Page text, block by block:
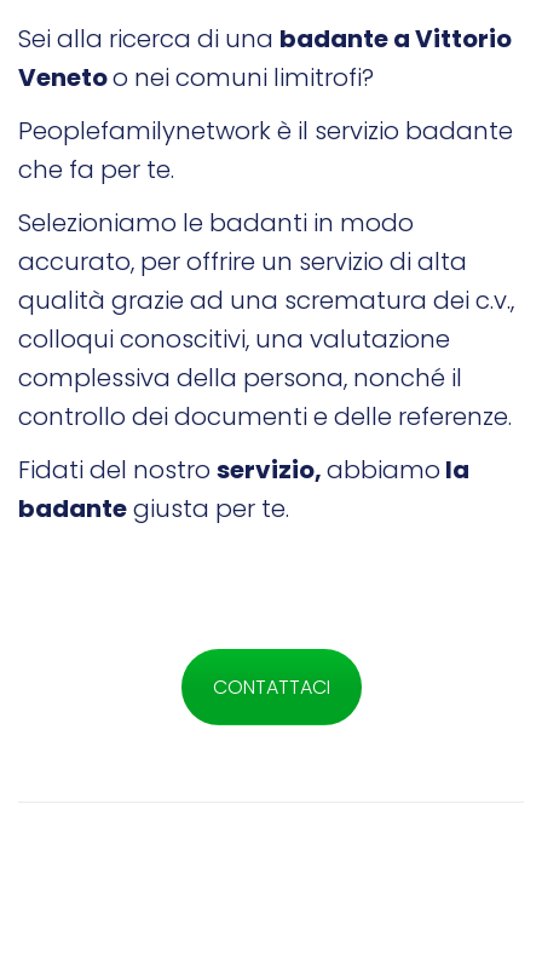
Sei alla ricerca di una badante a Vittorio
Venetoo nei comuni limitrofi?
Peoplefamilynetwork è il servizio badante
che fa per te.
Selezioniamo le badanti in modo
accurato, per offrire un servizio di alta
qualità grazie ad una scrematura dei c.v.,
colloqui conoscitivi, una valutazione
complessiva della persona, nonché il
controllo dei documenti e delle referenze.
Fidati del nostro servizio,abbiamo la
badantegiusta per te.
CONTATTACI